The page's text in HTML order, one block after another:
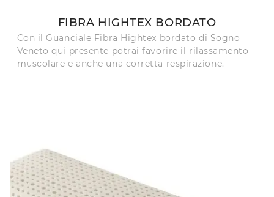
FIBRA HIGHTEX BORDATO
Con il Guanciale Fibra Hightex bordato di Sogno
Veneto qui presente potrai favorire il rilassamento
muscolare e anche una corretta respirazione.